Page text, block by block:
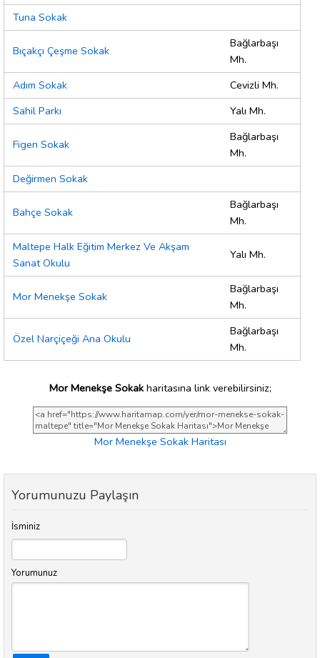
Tuna Sokak
Bıçakçı Çeşme Sokak
Bağlarbaşı
Mh.
Adım Sokak
Cevizli Mh.
Sahil Parkı
Yalı Mh.
Figen Sokak
Bağlarbaşı
Mh.
Değirmen Sokak
Bahçe Sokak
Bağlarbaşı
Mh.
Maltepe Halk Eğitim Merkez Ve Akşam
Sanat Okulu
Yalı Mh.
Mor Menekşe Sokak
Bağlarbaşı
Mh.
Özel Narçiçeği Ana Okulu
Bağlarbaşı
Mh.
Mor Menekşe Sokakharitasına link verebilirsiniz;
Mor Menekşe Sokak Haritası
Yorumunuzu Paylaşın
İsminiz
Yorumunuz